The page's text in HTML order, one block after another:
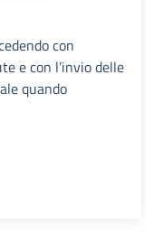
con
e con l’invio delle
quando